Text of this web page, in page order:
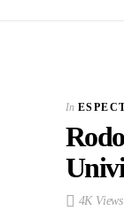
In
4K Views